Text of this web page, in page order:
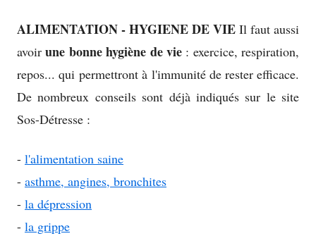
ALIMENTATION - HYGIENE DE VIE Il faut aussi
avoirune bonne hygiène de vie: exercice, respiration,
repos... qui permettront à l'immunité de rester efficace.
De nombreux conseils sont déjà indiqués sur le site
Sos-Détresse :
- l'alimentation saine
- asthme, angines, bronchites
- la dépression
- la grippe